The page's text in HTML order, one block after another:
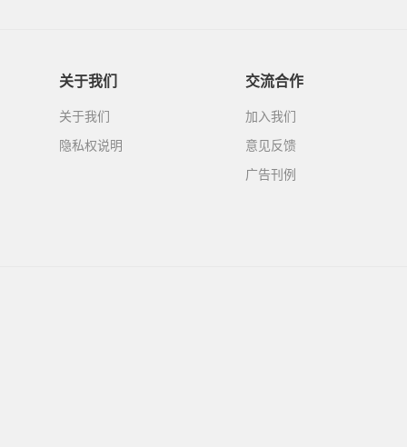
关于我们
关于我们
隐私权说明
交流合作
加入我们
意见反馈
广告刊例